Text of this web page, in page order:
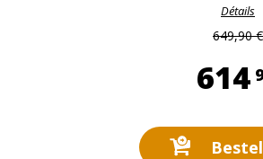
Détails
649,90 €
614